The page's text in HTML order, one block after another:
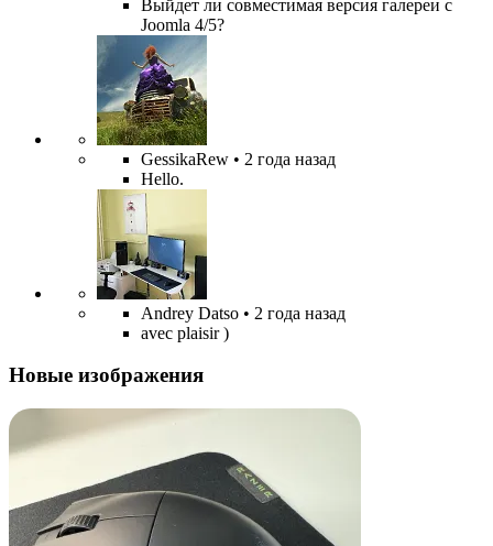
Выйдет ли совместимая версия галереи с
Joomla 4/5?
GessikaRew • 2 года назад
Hello.
Andrey Datso • 2 года назад
avec plaisir )
Новые изображения